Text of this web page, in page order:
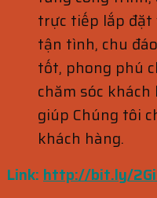
trực tiếp lắp đặt
tận tình, chu
tốt, phong phú
chăm sóc
giúp Chúng tôi
khách hàng.
Link: http://bit.ly/